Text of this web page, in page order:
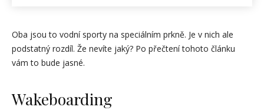
Oba jsou to vodní sporty na speciálním prkně. Je v nich ale
podstatný rozdíl. Že nevíte jaký? Po přečtení tohoto článku
vám to bude jasné.
Wakeboarding